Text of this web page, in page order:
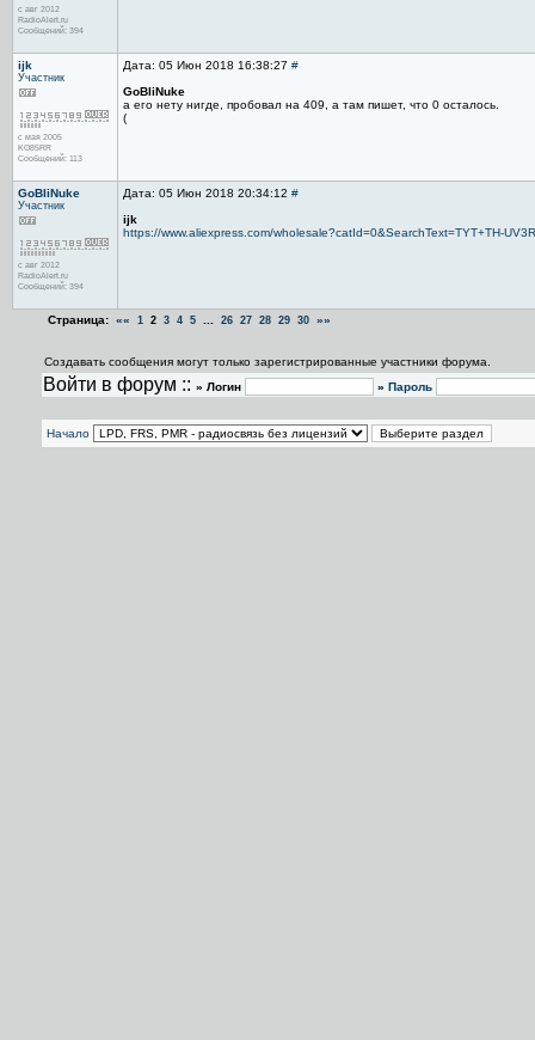
с авг 2012
RadioAlert.ru
Сообщений: 394
ijk
Участник
с мая 2005
KO85RR
Сообщений: 113
Дата: 05 Июн 2018 16:38:27 #
GoBliNuke
а его нету нигде, пробовал на 409, а там пишет, что 0 осталось.
(
GoBliNuke
Участник
с авг 2012
RadioAlert.ru
Сообщений: 394
Дата: 05 Июн 2018 20:34:12 #
ijk
https://www.aliexpress.com/wholesale?catId=0&SearchText=TYT+TH-UV3R
Страница: «« 1 2 3 4 5 26 27 28 29 30 »»
Создавать сообщения могут только зарегистрированные участники форума.
Войти в форум :: » Логин » Пароль
Начало